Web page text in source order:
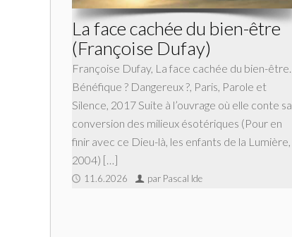
La face cachée du bien-être
(Françoise Dufay)
Françoise Dufay, La face cachée du bien-être.
Bénéfique ? Dangereux ?, Paris, Parole et
Silence, 2017 Suite à l’ouvrage où elle conte sa
conversion des milieux ésotériques (Pour en
finir avec ce Dieu-là, les enfants de la Lumière,
2004) […]
11.6.2026 par Pascal Ide